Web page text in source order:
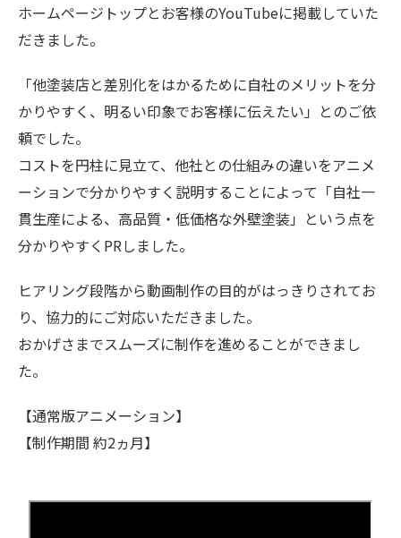
ホームページトップとお客様のYouTubeに掲載していた
だきました。
「他塗装店と差別化をはかるために自社のメリットを分
かりやすく、明るい印象でお客様に伝えたい」とのご依
頼でした。
コストを円柱に見立て、他社との仕組みの違いをアニメ
ーションで分かりやすく説明することによって「自社一
貫生産による、高品質・低価格な外壁塗装」という点を
分かりやすくPRしました。
ヒアリング段階から動画制作の目的がはっきりされてお
り、協力的にご対応いただきました。
おかげさまでスムーズに制作を進めることができまし
た。
【通常版アニメーション】
【制作期間 約2ヵ月】